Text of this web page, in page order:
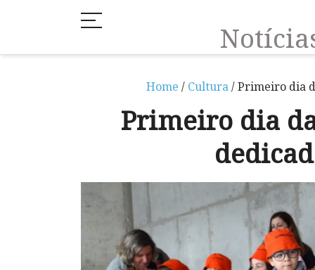
Home / Cultura/ Primeiro dia
Primeiro dia